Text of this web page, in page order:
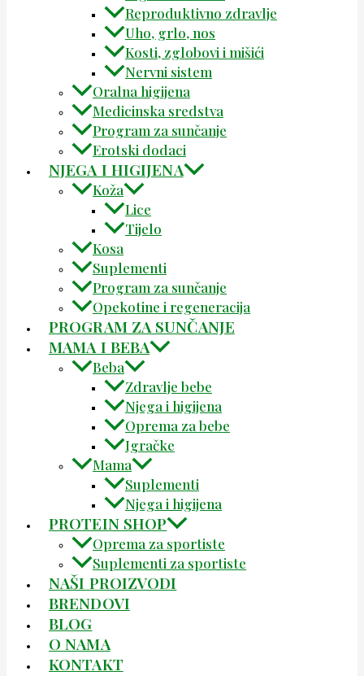
Reproduktivno zdravlje
Uho, grlo, nos
Kosti, zglobovi i mišići
Nervni sistem
Oralna higijena
Medicinska sredstva
Program za sunčanje
Erotski dodaci
NJEGA I HIGIJENA
Koža
Lice
Tijelo
Kosa
Suplementi
Program za sunčanje
Opekotine i regeneracija
PROGRAM ZA SUNČANJE
MAMA I BEBA
Beba
Zdravlje bebe
Njega i higijena
Oprema za bebe
Igračke
Mama
Suplementi
Njega i higijena
PROTEIN SHOP
Oprema za sportiste
Suplementi za sportiste
NAŠI PROIZVODI
BRENDOVI
BLOG
O NAMA
KONTAKT